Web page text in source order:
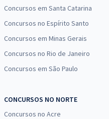
Concursos em Santa Catarina
Concursos no Espírito Santo
Concursos em Minas Gerais
Concursos no Rio de Janeiro
Concursos em São Paulo
CONCURSOS NO NORTE
Concursos no Acre